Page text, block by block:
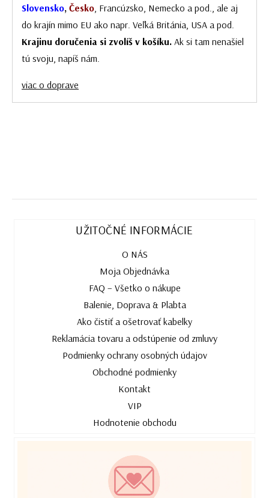
Slovensko, Česko, Francúzsko, Nemecko a pod., ale aj
do krajín mimo EU ako napr. Veľká Británia, USA a pod.
Krajinu doručenia si zvolíš v košíku. Ak si tam nenašiel
tú svoju, napíš nám.
viac o doprave
UŽITOČNÉ INFORMÁCIE
O NÁS
Moja Objednávka
FAQ – Všetko o nákupe
Balenie, Doprava & Plabta
Ako čistiť a ošetrovať kabelky
Reklamácia tovaru a odstúpenie od zmluvy
Podmienky ochrany osobných údajov
Obchodné podmienky
Kontakt
VIP
Hodnotenie obchodu